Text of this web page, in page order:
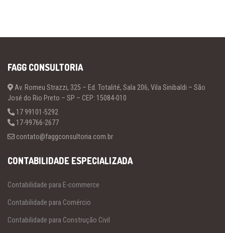
FAGG CONSULTORIA
Av. Romeu Strazzi, 325 – Ed. Totalité, Sala 206, Vila Sinibaldi – São
José do Rio Preto – SP – CEP: 15084-010
17 99101-5292
17-99766-2677
contato@faggconsultoria.com.br
CONTABILIDADE ESPECIALIZADA
Contabilidade para E-commerce
Contabilidade para Comércio
Contabilidade para Construção Civil